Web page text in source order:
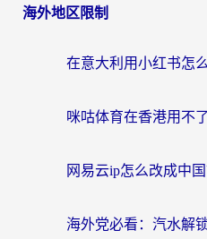
海外地区限制